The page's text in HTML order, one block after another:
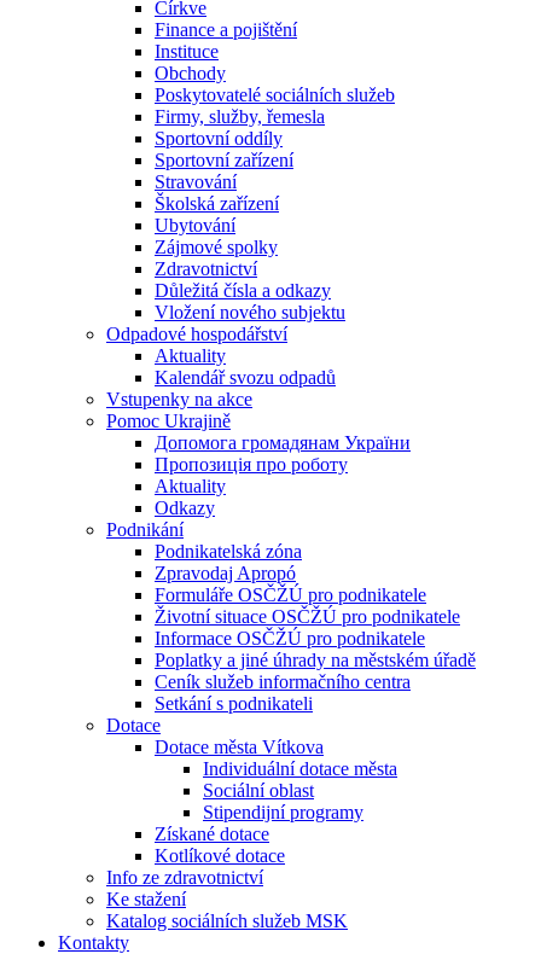
Církve
Finance a pojištění
Instituce
Obchody
Poskytovatelé sociálních služeb
Firmy, služby, řemesla
Sportovní oddíly
Sportovní zařízení
Stravování
Školská zařízení
Ubytování
Zájmové spolky
Zdravotnictví
Důležitá čísla a odkazy
Vložení nového subjektu
Odpadové hospodářství
Aktuality
Kalendář svozu odpadů
Vstupenky na akce
Pomoc Ukrajině
Допомога громадянам України
Пропозиція про роботу
Aktuality
Odkazy
Podnikání
Podnikatelská zóna
Zpravodaj Apropó
Formuláře OSČŽÚ pro podnikatele
Životní situace OSČŽÚ pro podnikatele
Informace OSČŽÚ pro podnikatele
Poplatky a jiné úhrady na městském úřadě
Ceník služeb informačního centra
Setkání s podnikateli
Dotace
Dotace města Vítkova
Individuální dotace města
Sociální oblast
Stipendijní programy
Získané dotace
Kotlíkové dotace
Info ze zdravotnictví
Ke stažení
Katalog sociálních služeb MSK
Kontakty